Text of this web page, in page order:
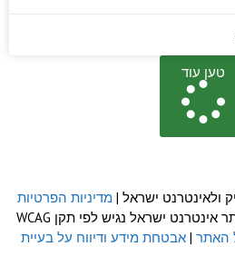
טען עוד
ולאינטרנט ישראל | מדיניות הפרטיות
| אתר אינטרנט ישראל נגיש לפי תקן WCAG
האתר | אבטחת מידע ודיווח על בעיית